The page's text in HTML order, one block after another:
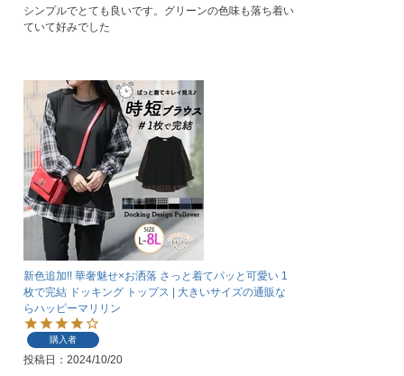
シンプルでとても良いです。グリーンの色味も落ち着い
ていて好みでした
新色追加!! 華奢魅せ×お洒落 さっと着てパッと可愛い 1
枚で完結 ドッキング トップス | 大きいサイズの通販な
らハッピーマリリン
購入者
投稿日 2024/10/20